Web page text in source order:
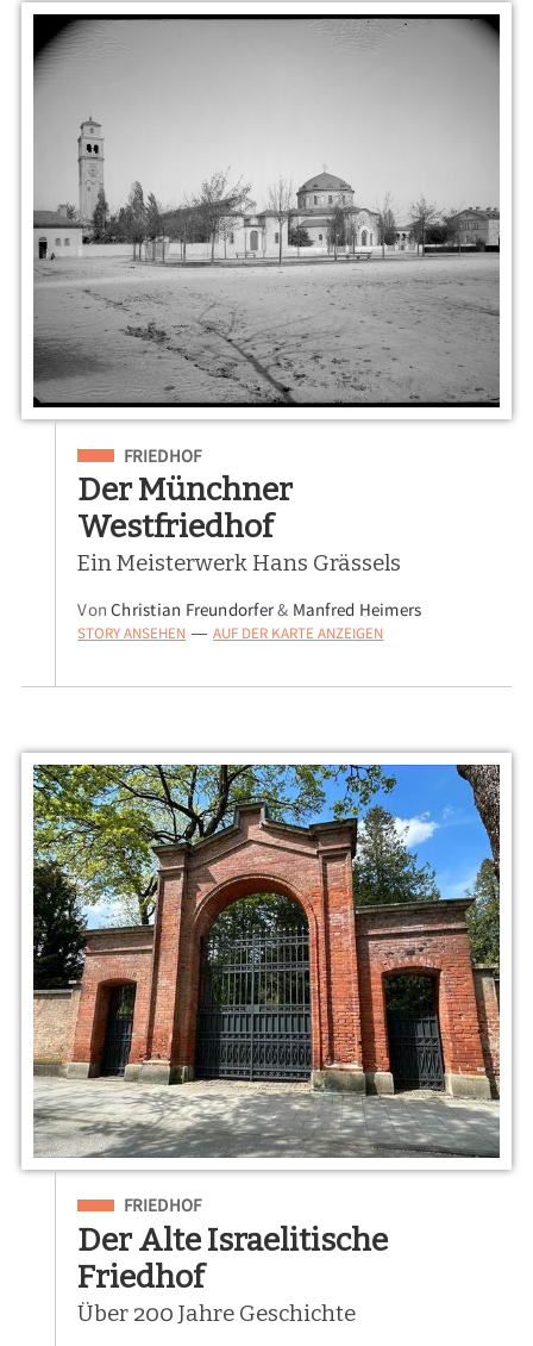
Eingeordnet unter
FRIEDHOF
Der Münchner
Westfriedhof
Ein Meisterwerk Hans Grässels
VonChristian Freundorfer& Manfred Heimers
STORY ANSEHEN — AUF DER KARTE ANZEIGEN
Eingeordnet unter
FRIEDHOF
Der Alte Israelitische
Friedhof
Über 200 Jahre Geschichte